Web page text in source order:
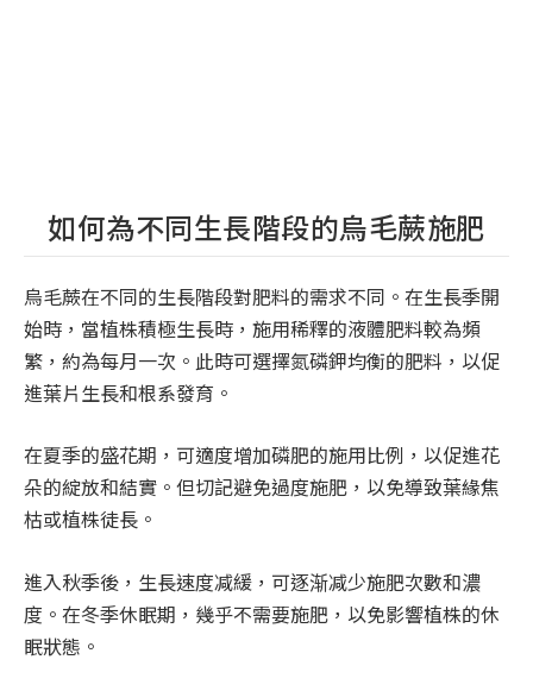
如何為不同生長階段的烏毛蕨施肥
烏毛蕨在不同的生長階段對肥料的需求不同。在生長季開
始時，當植株積極生長時，施用稀釋的液體肥料較為頻
繁，約為每月一次。此時可選擇氮磷鉀均衡的肥料，以促
進葉片生長和根系發育。
在夏季的盛花期，可適度增加磷肥的施用比例，以促進花
朵的綻放和結實。但切記避免過度施肥，以免導致葉緣焦
枯或植株徒長。
進入秋季後，生長速度减緩，可逐渐减少施肥次數和濃
度。在冬季休眠期，幾乎不需要施肥，以免影響植株的休
眠狀態。